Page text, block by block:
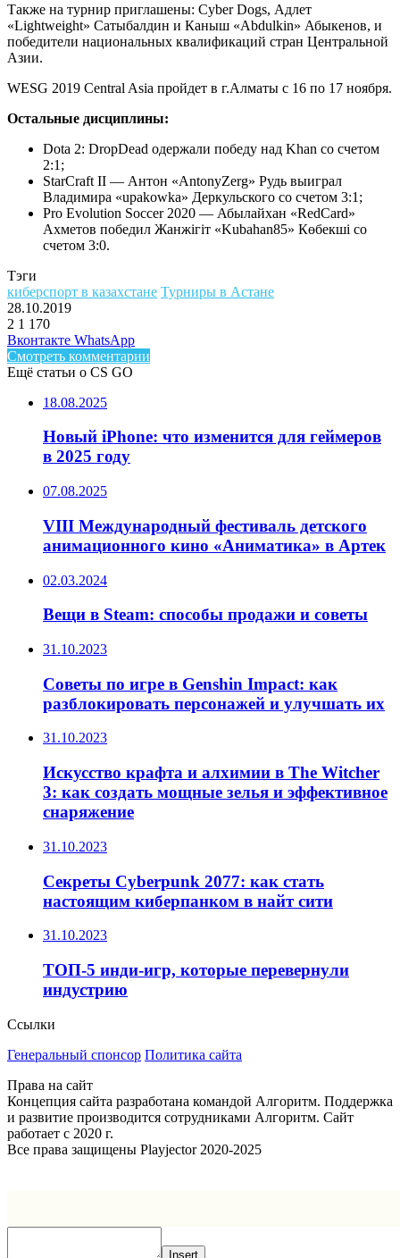
Также на турнир приглашены: Cyber Dogs, Адлет
«Lightweight» Сатыбалдин и Каныш «Abdulkin» Абыкенов, и
победители национальных квалификаций стран Центральной
Азии.
WESG 2019 Central Asia пройдет в г.Алматы с 16 по 17 ноября.
Остальные дисциплины:
Dota 2: DropDead одержали победу над Khan со счетом
2:1;
StarCraft II — Антон «AntonyZerg» Рудь выиграл
Владимира «upakowka» Деркульского со счетом 3:1;
Pro Evolution Soccer 2020 — Абылайхан «RedCard»
Ахметов победил Жанжігіт «Kubahan85» Көбекші со
счетом 3:0.
Тэги
киберспорт в казахстане Турниры в Астане
28.10.2019
2 1 170
Facebook
Twitter
LinkedIn
Вконтакте WhatsAppTelegram
Смотреть комментарии
Ещё статьи о CS GO
18.08.2025
Новый iPhone: что изменится для геймеров
в 2025 году
07.08.2025
VIII Международный фестиваль детского
анимационного кино «Аниматика» в Артек
02.03.2024
Вещи в Steam: способы продажи и советы
31.10.2023
Советы по игре в Genshin Impact: как
разблокировать персонажей и улучшать их
31.10.2023
Искусство крафта и алхимии в The Witcher
3: как создать мощные зелья и эффективное
снаряжение
31.10.2023
Секреты Cyberpunk 2077: как стать
настоящим киберпанком в найт сити
31.10.2023
ТОП-5 инди-игр, которые перевернули
индустрию
Ссылки
Генеральный спонсор Политика сайта
Права на сайт
Концепция сайта разработана командой Алгоритм. Поддержка
и развитие производится сотрудниками Алгоритм. Сайт
работает с 2020 г.
Все права защищены Playjector 2020-2025
Insert